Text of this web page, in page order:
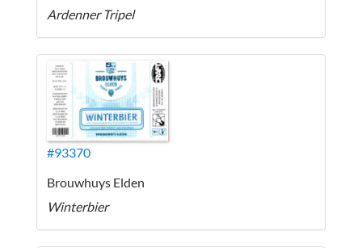
Ardenner Tripel
#93370
Brouwhuys Elden
Winterbier